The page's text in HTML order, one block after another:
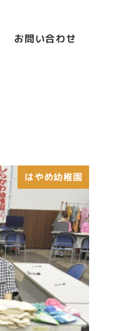
お問い合わせ
はやめ幼稚園